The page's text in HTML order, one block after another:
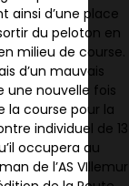
ainsi d’une place
du peloton en
milieu de course.
d’un mauvais
une nouvelle fois
la course pour la
individuel de 13
occupera au
de l’AS VIllemur